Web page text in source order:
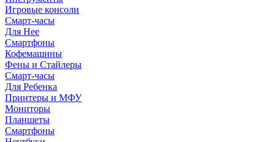
Игровые консоли
Смарт-часы
Для Нее
Смартфоны
Кофемашины
Фены и Стайлеры
Смарт-часы
Для Ребенка
Принтеры и МФУ
Мониторы
Планшеты
Смартфоны